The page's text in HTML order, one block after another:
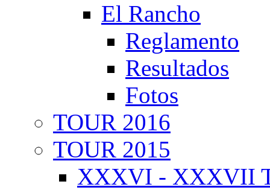
El Rancho
Reglamento
Resultados
Fotos
TOUR 2016
TOUR 2015
XXXVI - XXXVII